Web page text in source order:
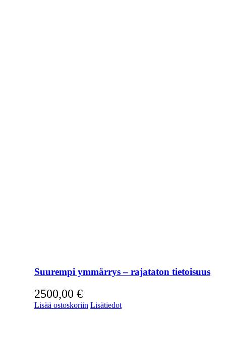
Suurempi ymmärrys – rajataton tietoisuus
2500,00 €
Lisää ostoskoriin Lisätiedot